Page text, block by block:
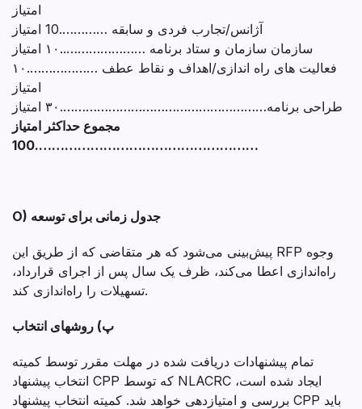
امتیاز
آژانس/تجارب فردی و سابقه ………….10 امتیاز
سازمان سازمان و ستاد برنامه …………………..۱۰ امتیاز
فعالیت های راه اندازی/اهداف و نقاط عطف ……………….۱۰
امتیاز
طراحی برنامه……………………………………………….۳۰ امتیاز
مجموع حداکثر امتیاز
…………………………………………….100
O) جدول زمانی برای توسعه
پیش‌بینی می‌شود که هر متقاضی که از طریق این RFP وجوه
راه‌اندازی اعطا می‌کند، ظرف یک سال پس از اجرای قرارداد،
تسهیلات را راه‌اندازی کند.
پ) روشهای انتخاب
تمام پیشنهادات دریافت شده در مهلت مقرر توسط کمیته
انتخاب پیشنهاد CPP که توسط NLACRC ایجاد شده است،
بررسی و امتیازدهی خواهد شد. کمیته انتخاب پیشنهاد CPP باید